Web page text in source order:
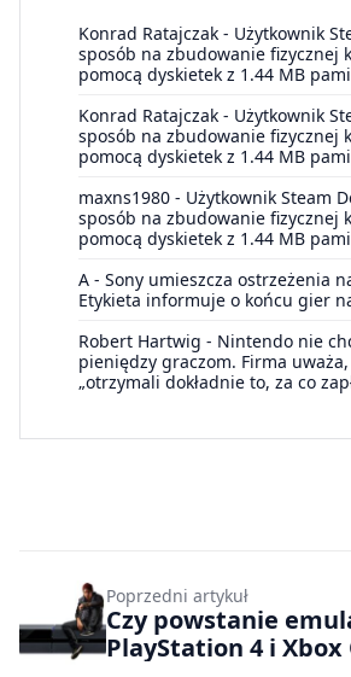
Konrad Ratajczak - Użytkownik
sposób na zbudowanie fizycznej
pomocą dyskietek z 1.44 MB
Konrad Ratajczak - Użytkownik
sposób na zbudowanie fizycznej
pomocą dyskietek z 1.44 MB
maxns1980 - Użytkownik Steam
sposób na zbudowanie fizycznej
pomocą dyskietek z 1.44 MB
A - Sony umieszcza ostrzeżenia
Etykieta informuje o końcu gier
Robert Hartwig - Nintendo nie
pieniędzy graczom. Firma
„otrzymali dokładnie to, za co
Poprzedni artykuł
Czy powstanie
PlayStation 4